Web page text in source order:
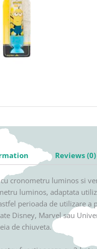
Reviews (0)
cronometru luminos si
luminos, adaptata
perioada de utilizare
Disney, Marvel sau
de chiuveta.